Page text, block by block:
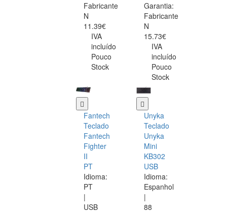
Fabricante
N
11.39€
IVA
incluído
Pouco
Stock
Garantia:
Fabricante
N
15.73€
IVA
incluído
Pouco
Stock
Fantech
Teclado
Fantech
Fighter
II
PT
Idioma:
PT
|
USB
Unyka
Teclado
Unyka
Mini
KB302
USB
Idioma:
Espanhol
|
88